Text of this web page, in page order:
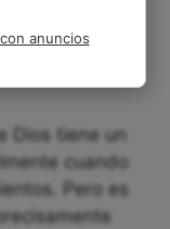
Dios tiene un
cuando
Pero es
anuncios